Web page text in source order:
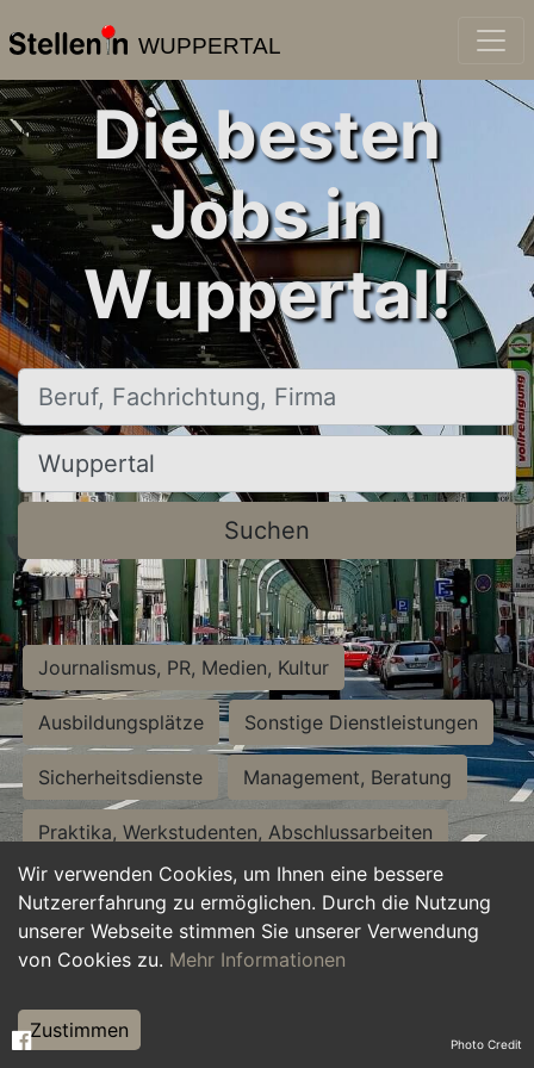
WUPPERTAL
Wir verwenden Cookies, um Ihnen eine bessere
Nutzererfahrung zu ermöglichen. Durch die Nutzung
unserer Webseite stimmen Sie unserer Verwendung
von Cookies zu. Mehr Informationen
Zustimmen
Die besten
Jobs in
Wuppertal!
Beruf, Fachrichtung, Firma
Ort, Stadt
Suchen
Journalismus, PR, Medien, Kultur
Ausbildungsplätze Sonstige Dienstleistungen
Sicherheitsdienste Management, Beratung
Praktika, Werkstudenten, Abschlussarbeiten
Personalwesen Assistenz, Sekretariat
Hilfskräfte, Aushilfs- und Nebenjobs
Weiterbildung, Studium, duale Ausbildung Photo Credit